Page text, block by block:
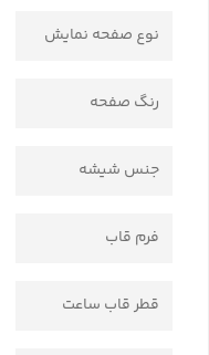
نوع صفحه نمایش
رنگ صفحه
جنس شیشه
فرم قاب
قطر قاب ساعت